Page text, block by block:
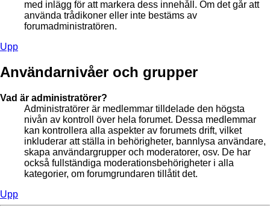
med inlägg för att markera dess innehåll. Om det går att
använda trådikoner eller inte bestäms av
forumadministratören.
Upp
Användarnivåer och grupper
Vad är administratörer?
Administratörer är medlemmar tilldelade den högsta
nivån av kontroll över hela forumet. Dessa medlemmar
kan kontrollera alla aspekter av forumets drift, vilket
inkluderar att ställa in behörigheter, bannlysa användare,
skapa användargrupper och moderatorer, osv. De har
också fullständiga moderationsbehörigheter i alla
kategorier, om forumgrundaren tillåtit det.
Upp